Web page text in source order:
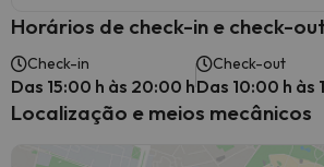
Horários de check-in e check-
Check-in
Das 15:00 h às 20:00 h
Check-out
Das 10:00 h às
Localização e meios mecânicos